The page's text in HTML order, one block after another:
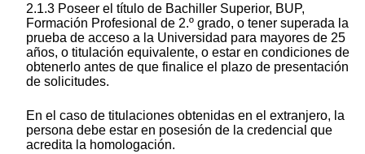
2.1.3 Poseer el título de Bachiller Superior, BUP,
Formación Profesional de 2.º grado, o tener superada la
prueba de acceso a la Universidad para mayores de 25
años, o titulación equivalente, o estar en condiciones de
obtenerlo antes de que finalice el plazo de presentación
de solicitudes.
En el caso de titulaciones obtenidas en el extranjero, la
persona debe estar en posesión de la credencial que
acredita la homologación.